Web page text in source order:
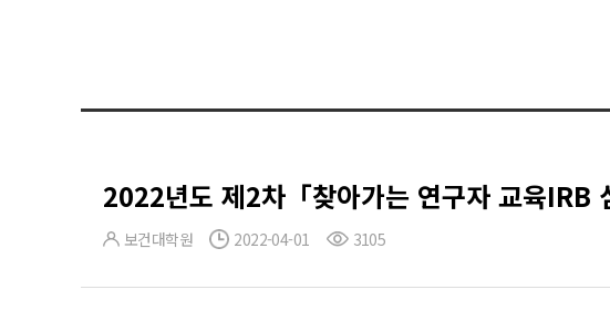
2022년도 제2차「찾아가는 연구자 교육IRB
보건대학원 2022-04-01 3105